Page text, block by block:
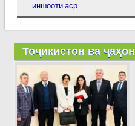
иншооти аср
Тоҷикистон ва ҷаҳон